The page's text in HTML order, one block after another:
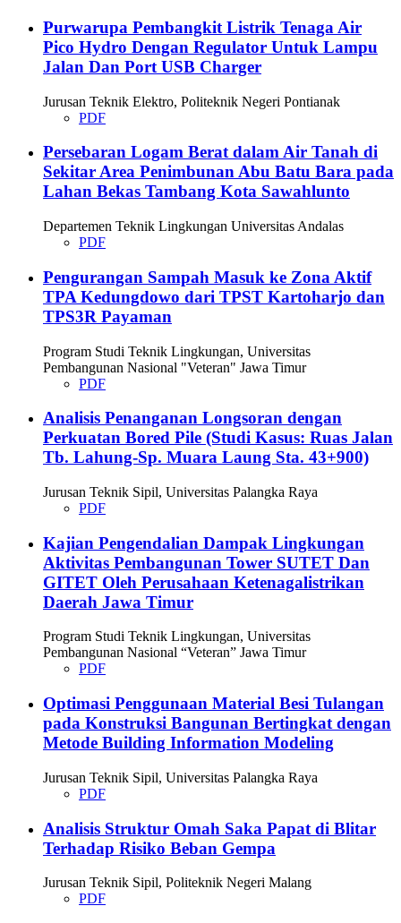
Purwarupa Pembangkit Listrik Tenaga Air
Pico Hydro Dengan Regulator Untuk Lampu
Jalan Dan Port USB Charger
Jurusan Teknik Elektro, Politeknik Negeri Pontianak
PDF
Persebaran Logam Berat dalam Air Tanah di
Sekitar Area Penimbunan Abu Batu Bara pada
Lahan Bekas Tambang Kota Sawahlunto
Departemen Teknik Lingkungan Universitas Andalas
PDF
Pengurangan Sampah Masuk ke Zona Aktif
TPA Kedungdowo dari TPST Kartoharjo dan
TPS3R Payaman
Program Studi Teknik Lingkungan, Universitas
Pembangunan Nasional "Veteran" Jawa Timur
PDF
Analisis Penanganan Longsoran dengan
Perkuatan Bored Pile (Studi Kasus: Ruas Jalan
Tb. Lahung-Sp. Muara Laung Sta. 43+900)
Jurusan Teknik Sipil, Universitas Palangka Raya
PDF
Kajian Pengendalian Dampak Lingkungan
Aktivitas Pembangunan Tower SUTET Dan
GITET Oleh Perusahaan Ketenagalistrikan
Daerah Jawa Timur
Program Studi Teknik Lingkungan, Universitas
Pembangunan Nasional “Veteran” Jawa Timur
PDF
Optimasi Penggunaan Material Besi Tulangan
pada Konstruksi Bangunan Bertingkat dengan
Metode Building Information Modeling
Jurusan Teknik Sipil, Universitas Palangka Raya
PDF
Analisis Struktur Omah Saka Papat di Blitar
Terhadap Risiko Beban Gempa
Jurusan Teknik Sipil, Politeknik Negeri Malang
PDF